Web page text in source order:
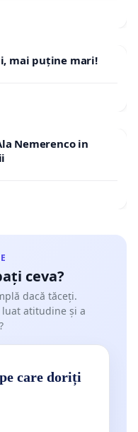
mai puține mari!
Nemerenco in
ceva?
dacă tăceți.
atitudine și a
care doriți